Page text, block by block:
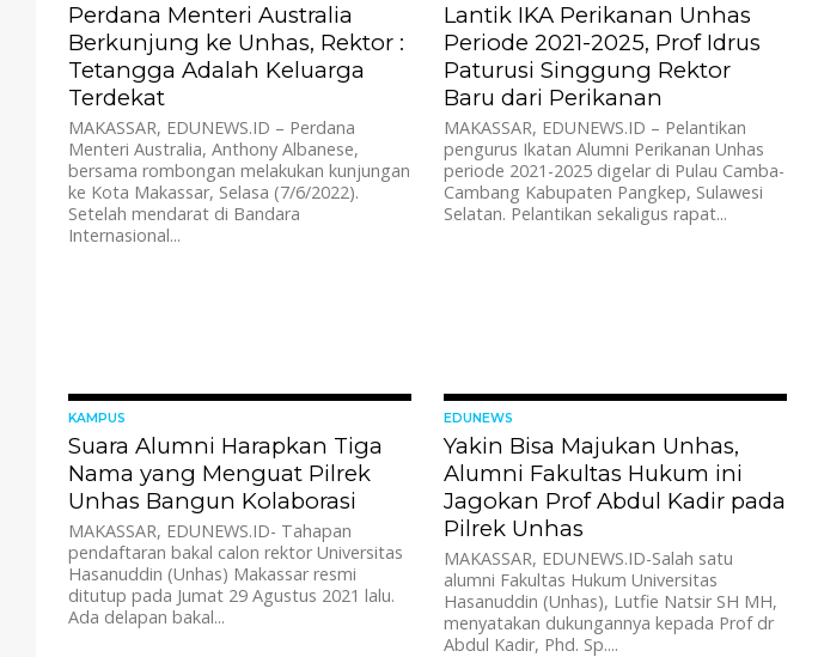
Perdana Menteri Australia
Berkunjung ke Unhas, Rektor :
Tetangga Adalah Keluarga
Terdekat
MAKASSAR, EDUNEWS.ID – Perdana
Menteri Australia, Anthony Albanese,
bersama rombongan melakukan kunjungan
ke Kota Makassar, Selasa (7/6/2022).
Setelah mendarat di Bandara
Internasional...
Lantik IKA Perikanan Unhas
Periode 2021-2025, Prof Idrus
Paturusi Singgung Rektor
Baru dari Perikanan
MAKASSAR, EDUNEWS.ID – Pelantikan
pengurus Ikatan Alumni Perikanan Unhas
periode 2021-2025 digelar di Pulau Camba-
Cambang Kabupaten Pangkep, Sulawesi
Selatan. Pelantikan sekaligus rapat...
KAMPUS
Suara Alumni Harapkan Tiga
Nama yang Menguat Pilrek
Unhas Bangun Kolaborasi
MAKASSAR, EDUNEWS.ID- Tahapan
pendaftaran bakal calon rektor Universitas
Hasanuddin (Unhas) Makassar resmi
ditutup pada Jumat 29 Agustus 2021 lalu.
Ada delapan bakal...
EDUNEWS
Yakin Bisa Majukan Unhas,
Alumni Fakultas Hukum ini
Jagokan Prof Abdul Kadir pada
Pilrek Unhas
MAKASSAR, EDUNEWS.ID-Salah satu
alumni Fakultas Hukum Universitas
Hasanuddin (Unhas), Lutfie Natsir SH MH,
menyatakan dukungannya kepada Prof dr
Abdul Kadir, Phd. Sp....